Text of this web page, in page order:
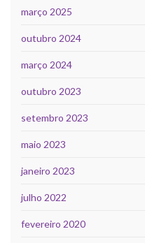
março 2025
outubro 2024
março 2024
outubro 2023
setembro 2023
maio 2023
janeiro 2023
julho 2022
fevereiro 2020